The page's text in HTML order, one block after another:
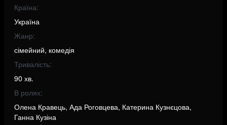
Країна:
Україна
Жанр:
сімейний, комедія
Тривалість:
90 хв.
В ролях:
Олена Кравець, Ада Роговцева, Катерина Кузнєцова,
Ганна Кузіна